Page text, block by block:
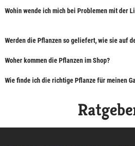
Wohin wende ich mich bei Problemen mit der
Werden die Pflanzen so geliefert, wie sie auf
Woher kommen die Pflanzen im Shop?
Wie finde ich die richtige Pflanze für meinen